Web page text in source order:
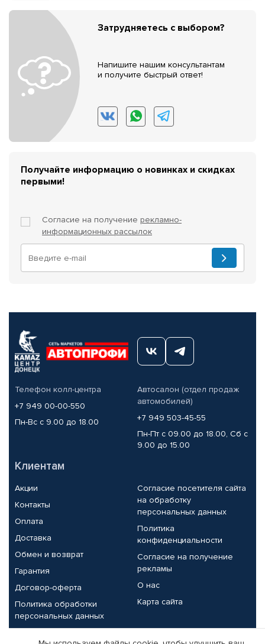
Затрудняетесь с выбором?
Напишите нашим консультантам
и получите быстрый ответ!
Получайте информацию о новинках и скидках
первыми!
Согласие на получение рекламно-
информационных рассылок
Телефон колл-центра
+7 949 00-00-550
Пн-Вс с 9.00 до 18.00
Автосалон (отдел продаж
автомобилей)
+7 949 503-45-55
Пн-Пт с 09.00 до 18.00, Сб с
9.00 до 15.00
Клиентам
Акции
Контакты
Оплата
Доставка
Обмен и возврат
Гарантия
Договор-оферта
Политика обработки
персональных данных
Согласие посетителя сайта
на обработку
персональных данных
Политика
конфиденциальности
Согласие на получение
рекламы
О нас
Карта сайта